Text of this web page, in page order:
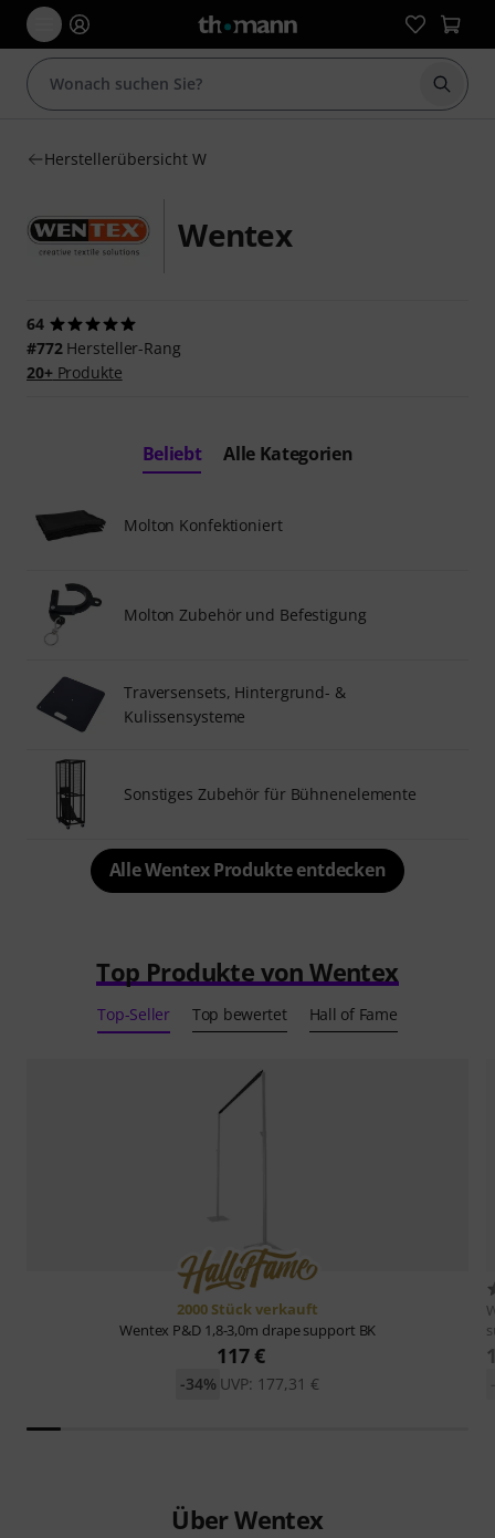
Suche
Herstellerübersicht W
Wentex
64
#772Hersteller-Rang
20+Produkte
Beliebt Alle Kategorien
Molton Konfektioniert
Molton Zubehör und Befestigung
Traversensets, Hintergrund- &
Kulissensysteme
Sonstiges Zubehör für Bühnenelemente
Alle Wentex Produkte entdecken
Top Produkte von Wentex
Top-Seller Top bewertet Hall of Fame
2000 Stück verkauft
Wentex P&D 1,8-3,0m drape support BK
117 €
UVP: 177,31 €
-34%
Über Wentex